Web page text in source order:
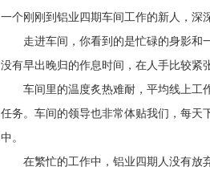
一个刚刚到铝业四期车间工作的新人，深
走进车间，你看到的是忙碌的身影和一
没有早出晚归的作息时间，在人手比较紧
车间里的温度炙热难耐，平均线上工
任务。车间的领导也非常体贴我们，每天
中。
在繁忙的工作中，铝业四期人没有放弃